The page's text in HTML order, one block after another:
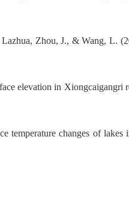
Lazhua, Zhou, J., & Wang, L.
elevation in
temperature changes of